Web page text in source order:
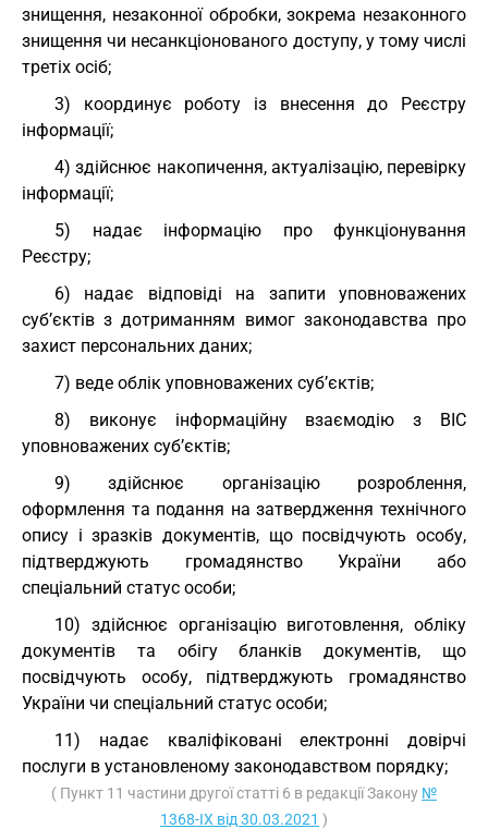
знищення, незаконної обробки, зокрема незаконного
знищення чи несанкціонованого доступу, у тому числі
третіх осіб;
3) координує роботу із внесення до Реєстру
інформації;
4) здійснює накопичення, актуалізацію, перевірку
інформації;
5) надає інформацію про функціонування
Реєстру;
6) надає відповіді на запити уповноважених
суб’єктів з дотриманням вимог законодавства про
захист персональних даних;
7) веде облік уповноважених суб’єктів;
8) виконує інформаційну взаємодію з ВІС
уповноважених суб’єктів;
9) здійснює організацію розроблення,
оформлення та подання на затвердження технічного
опису і зразків документів, що посвідчують особу,
підтверджують громадянство України або
спеціальний статус особи;
10) здійснює організацію виготовлення, обліку
документів та обігу бланків документів, що
посвідчують особу, підтверджують громадянство
України чи спеціальний статус особи;
11) надає кваліфіковані електронні довірчі
послуги в установленому законодавством порядку;
( Пункт 11 частини другої статті 6 в редакції Закону №
1368-IX від 30.03.2021 )